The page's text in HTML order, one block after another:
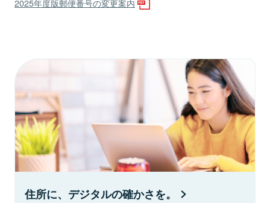
2025年度版郵便番号の変更案内
住所に、デジタルの確かさを。